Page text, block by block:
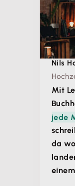
Nils
Mit
jede
da